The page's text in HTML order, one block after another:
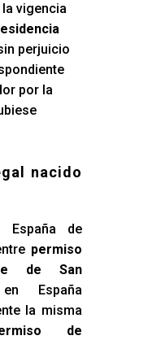
vigencia
perjuicio
por la
nacido
de
permiso
de San
España
la misma
de